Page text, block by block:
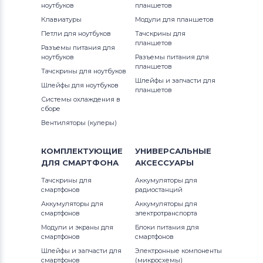
Аккумуляторы для ноутбуков
Thunderobot
Аккумуляторы для ноутбуков
Lenovo
Аккумуляторы для ноутбуков
Gateway
Аккумуляторы для ноутбуков
Аккумуляторы для ноутбуков
Advent
Аккумуляторы для ноутбуковHP
Аккумуляторы для ноутбуковMSI
Аккумуляторы для ноутбуков
G3 Series
G5 Series
G7
Inspiron
Inspiron 11
Inspiron 11z
Inspiron 13
Inspiron 14
Inspiron 14R
Inspiron 14V
12 (9250) D4308TB
12 (9250) D4505TB
12 (9250) D4508T
12 (9250) D4605TB
13-7390
13-9300 2020
ноутбуков
Клавиатуры
Петли для ноутбуков
Разъемы питания для
ноутбуков
Тачскрины для ноутбуков
Шлейфы для ноутбуков
Системы охлаждения в
сборе
Вентиляторы (кулеры)
планшетов
Модули для планшетов
Тачскрины для
планшетов
Разъемы питания для
планшетов
Шлейфы и запчасти для
планшетов
КОМПЛЕКТУЮЩИЕ
ДЛЯ СМАРТФОНА
Тачскрины для
смартфонов
Аккумуляторы для
смартфонов
Модули и экраны для
смартфонов
Шлейфы и запчасти для
смартфонов
УНИВЕРСАЛЬНЫЕ
АКСЕССУАРЫ
Аккумуляторы для
радиостанций
Аккумуляторы для
электротранспорта
Блоки питания для
смартфонов
Электронные компоненты
(микросхемы)